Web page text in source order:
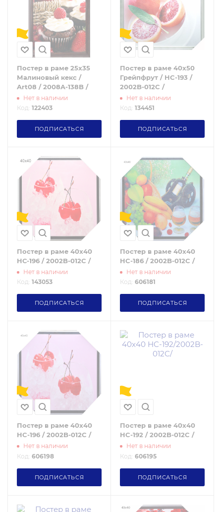
Постер в раме 25х35
Малиновый кекс /
Art08 / 2008A-138B /
Нет в наличии
Код: 122403
ПОДПИСАТЬСЯ
Постер в раме 40х50
Грейпфрут / HC-193 /
2002B-012C /
Нет в наличии
Код: 134451
ПОДПИСАТЬСЯ
Постер в раме 40x40
HС-196 / 2002B-012C /
Нет в наличии
Код: 143053
ПОДПИСАТЬСЯ
Постер в раме 40x40
HC-186 / 2002B-012C /
Нет в наличии
Код: 606181
ПОДПИСАТЬСЯ
Постер в раме 40х40
HC-196 / 2002B-012C /
Нет в наличии
Код: 606198
ПОДПИСАТЬСЯ
Постер в раме 40х40
HC-192 / 2002B-012C /
Нет в наличии
Код: 606195
ПОДПИСАТЬСЯ